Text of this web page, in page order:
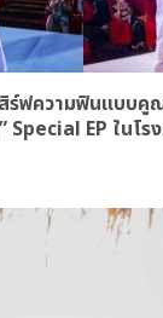
สิร์ฟความฟินแบบคู
Special EP ในโ